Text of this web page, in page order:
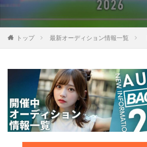
トップ 最新オーディション情報一覧